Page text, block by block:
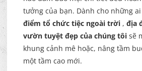
tưởng của bạn. Dành cho những
điểm tổ chức tiệc ngoài trời , địa
vườn tuyệt đẹp của chúng tôi sẽ
khung cảnh mê hoặc, nâng tầm
một tầm cao mới.